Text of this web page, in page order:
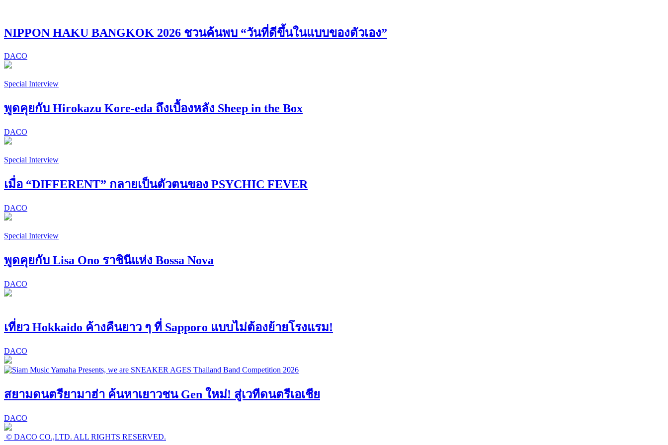
NIPPON HAKU BANGKOK 2026 ชวนค้นพบ “วันที่ดีขึ้นในแบบของตัวเอง”
DACO
Special Interview
พูดคุยกับ Hirokazu Kore-eda ถึงเบื้องหลัง Sheep in the Box
DACO
Special Interview
เมื่อ “DIFFERENT” กลายเป็นตัวตนของ PSYCHIC FEVER
DACO
Special Interview
พูดคุยกับ Lisa Ono ราชินีแห่ง Bossa Nova
DACO
เที่ยว Hokkaido ค้างคืนยาว ๆ ที่ Sapporo แบบไม่ต้องย้ายโรงแรม!
DACO
สยามดนตรียามาฮ่า ค้นหาเยาวชน Gen ใหม่! สู่เวทีดนตรีเอเชีย
DACO
© DACO CO.,LTD. ALL RIGHTS RESERVED.